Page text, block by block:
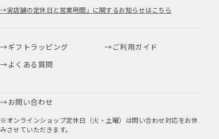
実店舗の定休日と営業時間」に関するお知らせはこちら
ギフトラッピング
ご利用ガイド
よくある質問
お問い合わせ
※オンラインショップ定休日（火・土曜）は問い合わせ対応をお休
みさせていただきます。